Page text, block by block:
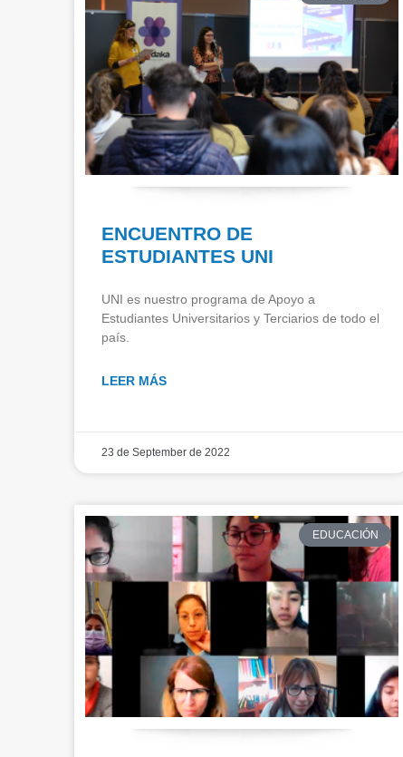
ENCUENTRO DE
ESTUDIANTES UNI
UNI es nuestro programa de Apoyo a
Estudiantes Universitarios y Terciarios de todo el
país.
LEER MÁS
23 de September de 2022
EDUCACIÓN